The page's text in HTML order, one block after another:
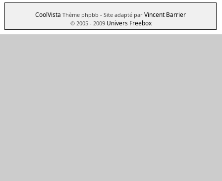
CoolVista Thème phpbb - Site adapté par Vincent Barrier
© 2005 - 2009 Univers Freebox